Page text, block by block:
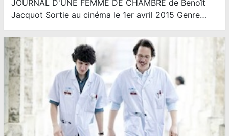
JOURNAL D'UNE FEMME DE CHAMBRE de Benoît
Jacquot Sortie au cinéma le 1er avril 2015 Genre…